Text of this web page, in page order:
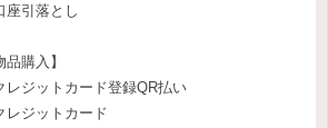
座引落とし
品購入】
レジットカード登録QR払い
レジットカード